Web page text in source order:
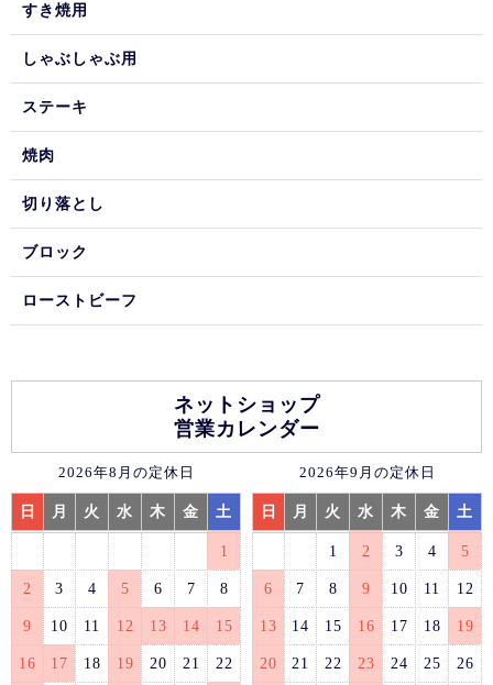
すき焼用
しゃぶしゃぶ用
ステーキ
焼肉
切り落とし
ブロック
ローストビーフ
ネットショップ
営業カレンダー
2026年8月の定休日
日 月 火 水 木 金 土
1
2 3 4 5 6 7 8
9 10 11 12 13 14 15
16 17 18 19 20 21 22
2026年9月の定休日
日 月 火 水 木 金 土
1 2 3 4 5
6 7 8 9 10 11 12
13 14 15 16 17 18 19
20 21 22 23 24 25 26